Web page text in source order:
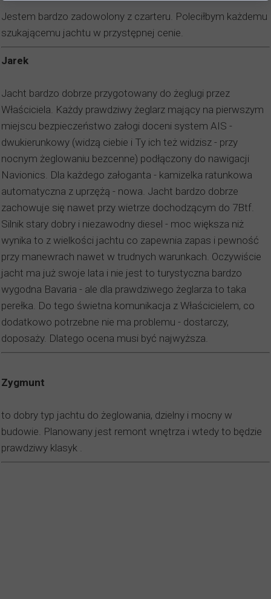
Jestem bardzo zadowolony z czarteru. Poleciłbym każdemu
szukającemu jachtu w przystępnej cenie.
Jarek
Jacht bardzo dobrze przygotowany do żeglugi przez
Właściciela. Każdy prawdziwy żeglarz mający na pierwszym
miejscu bezpieczeństwo załogi doceni system AIS -
dwukierunkowy (widzą ciebie i Ty ich też widzisz - przy
nocnym żeglowaniu bezcenne) podłączony do nawigacji
Navionics. Dla każdego załoganta - kamizelka ratunkowa
automatyczna z uprzężą - nowa. Jacht bardzo dobrze
zachowuje się nawet przy wietrze dochodzącym do 7Btf.
Silnik stary dobry i niezawodny diesel - moc większa niż
wynika to z wielkości jachtu co zapewnia zapas i pewność
przy manewrach nawet w trudnych warunkach. Oczywiście
jacht ma już swoje lata i nie jest to turystyczna bardzo
wygodna Bavaria - ale dla prawdziwego żeglarza to taka
perełka. Do tego świetna komunikacja z Właścicielem, co
dodatkowo potrzebne nie ma problemu - dostarczy,
doposaży. Dlatego ocena musi być najwyższa.
Zygmunt
to dobry typ jachtu do żeglowania, dzielny i mocny w
budowie. Planowany jest remont wnętrza i wtedy to będzie
prawdziwy klasyk .